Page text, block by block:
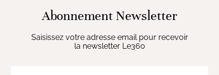
Abonnement Newsletter
Saisissez votre adresse email pour recevoir
la newsletter Le360